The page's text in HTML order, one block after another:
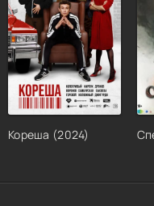
Кореша (2024)